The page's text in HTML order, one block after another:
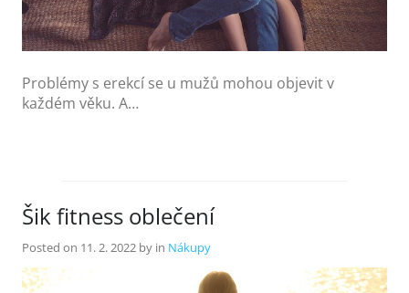
Problémy s erekcí se u mužů mohou objevit v
každém věku. A…
Šik fitness oblečení
Posted on 11. 2. 2022 by in Nákupy